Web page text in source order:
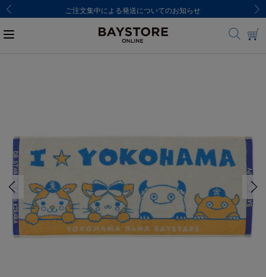
ご注文集中による発送についてのお知らせ